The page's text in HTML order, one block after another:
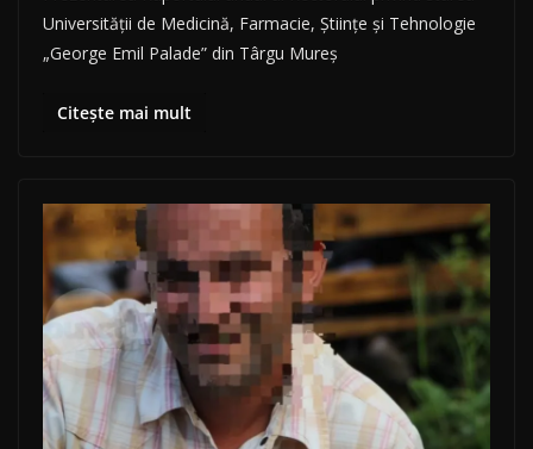
Universității de Medicină, Farmacie, Științe și Tehnologie
„George Emil Palade” din Târgu Mureș
Citește mai mult